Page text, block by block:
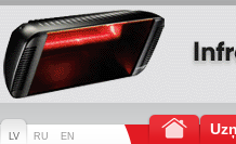
LV RU EN